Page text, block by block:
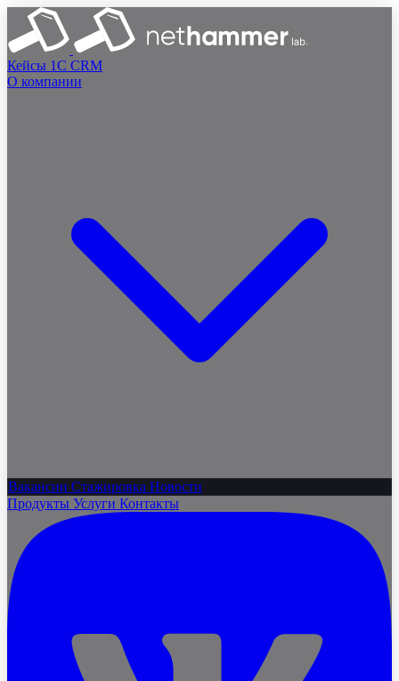
Кейсы 1C CRM
О компании
Вакансии Стажировка Новости
Продукты Услуги Контакты